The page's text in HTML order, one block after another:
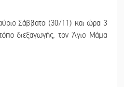
Σάββατο (30/11) και ώρα 3
διεξαγωγής, τον Άγιο Μάμα